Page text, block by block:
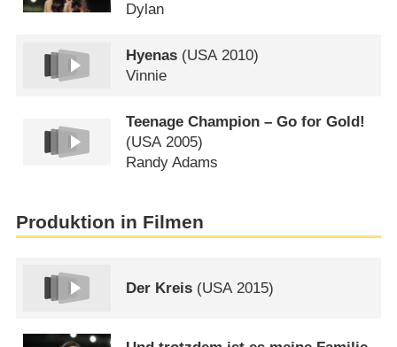
Dylan
Hyenas (USA2010)
Vinnie
Teenage Champion – Go for Gold!
(USA2005)
Randy Adams
Produktion in Filmen
Der Kreis (USA2015)